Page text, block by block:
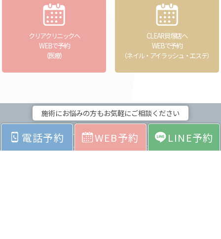
クリアクリニックへ
WEBで予約
（医療）
CLEAR貝塚店へ
WEBで予約
（ネイル・アイラッシュ・エステ）
施術にお悩みの方もお気軽にご相談ください
電話予約 WEB予約 LINE予約